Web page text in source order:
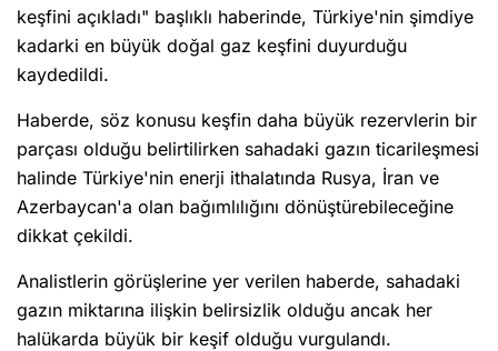
keşfini açıkladı" başlıklı haberinde, Türkiye'nin şimdiye
kadarki en büyük doğal gaz keşfini duyurduğu
kaydedildi.
Haberde, söz konusu keşfin daha büyük rezervlerin bir
parçası olduğu belirtilirken sahadaki gazın ticarileşmesi
halinde Türkiye'nin enerji ithalatında Rusya, İran ve
Azerbaycan'a olan bağımlılığını dönüştürebileceğine
dikkat çekildi.
Analistlerin görüşlerine yer verilen haberde, sahadaki
gazın miktarına ilişkin belirsizlik olduğu ancak her
halükarda büyük bir keşif olduğu vurgulandı.